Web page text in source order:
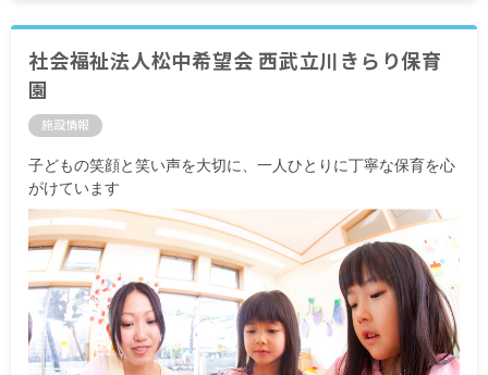
社会福祉法人松中希望会 西武立川きらり保育
園
施設情報
子どもの笑顔と笑い声を大切に、一人ひとりに丁寧な保育を心
がけています